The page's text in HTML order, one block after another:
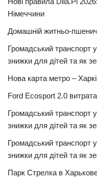
Німеччини
Домашній житньо-
Громадський транспорт у
знижки для дітей та як
Нова карта метро –
Ford Ecosport 2.0 витрата
Громадський транспорт у
знижки для дітей та як
Громадський транспорт у
знижки для дітей та як
Парк Стрелка в